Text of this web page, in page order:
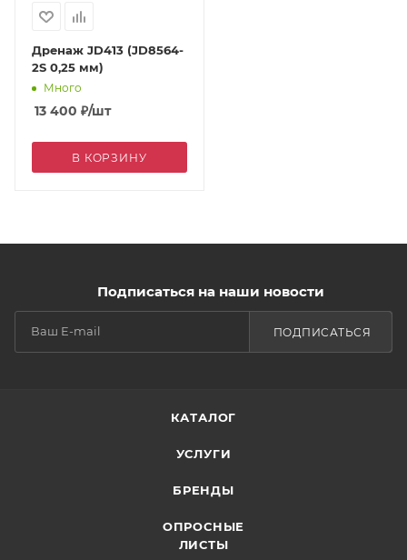
Дренаж JD413 (JD8564-
2S 0,25 мм)
Много
13 400 ₽/шт
В КОРЗИНУ
Подписаться на наши новости
ПОДПИСАТЬСЯ
КАТАЛОГ
УСЛУГИ
БРЕНДЫ
ОПРОСНЫЕ
ЛИСТЫ